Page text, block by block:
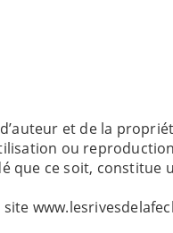
et de la
ou
ce soit, constitue